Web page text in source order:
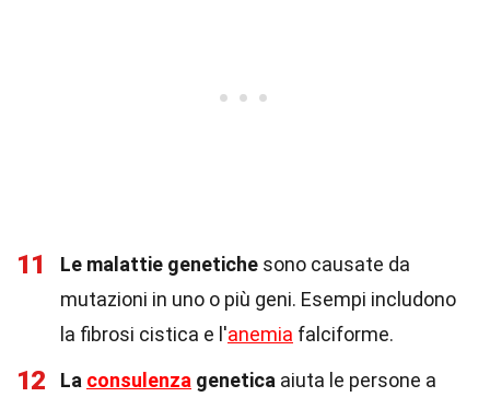
11 Le malattie genetiche sono causate da
mutazioni in uno o più geni. Esempi includono
la fibrosi cistica e l'anemia falciforme.
12 La consulenza genetica aiuta le persone a